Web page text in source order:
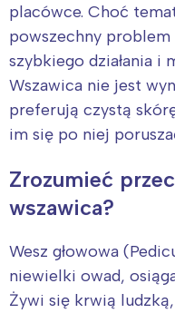
placówce. Choć
powszechny
szybkiego działania i
Wszawica nie jest
preferują czystą
im się po niej
Zrozumieć
wszawica?
Wesz głowowa
niewielki owad,
Żywi się krwią